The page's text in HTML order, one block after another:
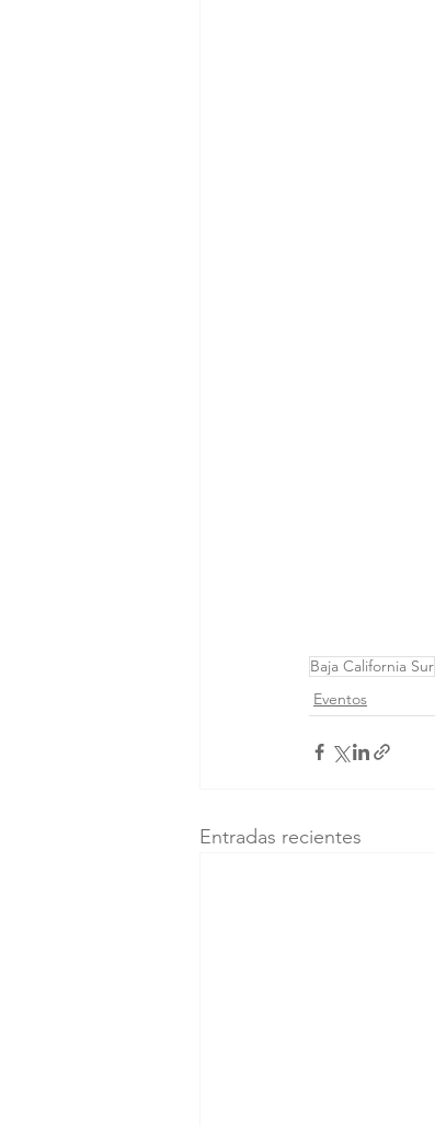
Baja California Sur
Eventos
Entradas recientes